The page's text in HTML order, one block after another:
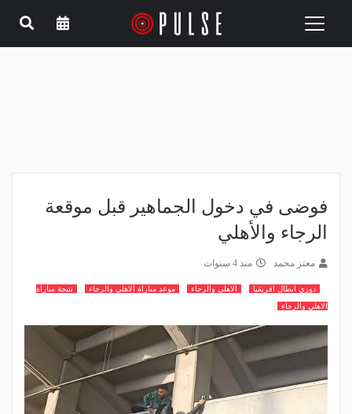
Toggle
فوضى في دخول الجماهير قبل موقعة
الرجاء والأهلي
معتز محمد منذ 4 سنوات
دوري ابطال افريقيا الاهلي والرجاء موعد مباراة الاهلي والرجاء
نتيجة مباراة
الاهلي والرجاء